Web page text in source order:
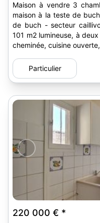
Maison à vendre 3
maison à la teste de
de buch - secteur
101 m2 lumineuse, à
cheminée, cuisine
Particulier
220 000 € *